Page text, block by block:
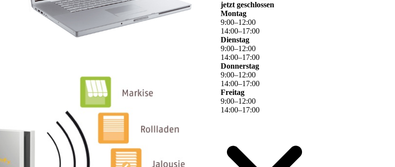
jetzt geschlossen
Montag
9:00–12:00
14:00–17:00
Dienstag
9:00–12:00
14:00–17:00
Donnerstag
9:00–12:00
14:00–17:00
Freitag
9:00–12:00
14:00–17:00